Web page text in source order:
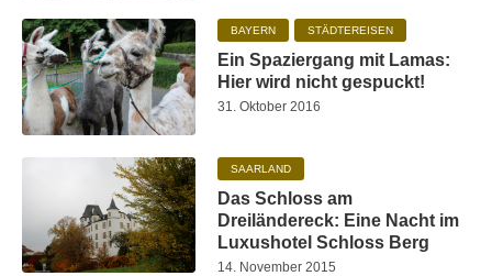
BAYERN STÄDTEREISEN
Ein Spaziergang mit Lamas:
Hier wird nicht gespuckt!
31. Oktober 2016
SAARLAND
Das Schloss am
Dreiländereck: Eine Nacht im
Luxushotel Schloss Berg
14. November 2015